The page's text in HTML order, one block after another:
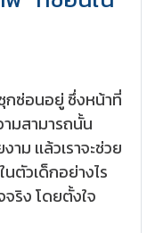
กซ่อนอยู่ ซึ่งหน้าที่
มสามารถนั้น
ม เเล้วเราจะช่วย
ตัวเด็กอย่างไร
ริง โดยตั้งใจ